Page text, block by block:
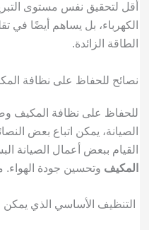
أقل لتحقيق نفس مستوى
الكهرباء، بل يساهم أيضًا في
الطاقة الزائدة.
نصائح للحفاظ على نظافة
للحفاظ على نظافة المكيف
الصيانة، يمكن اتباع بعض
القيام ببعض أعمال الصيانة
المكيف وتحسين جودة الهواء.
التنظيف الأساسي الذي يمكن